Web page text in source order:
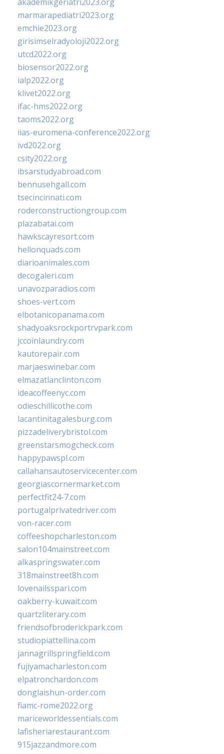
marmarapediatri2023.org
emchie2023.org
girisimselradyoloji2022.org
utcd2022.org
biosensor2022.org
ialp2022.org
klivet2022.org
ifac-hms2022.org
taoms2022.org
iias-euromena-conference2022.org
ivd2022.org
csity2022.org
ibsarstudyabroad.com
bennusehgall.com
tsecincinnati.com
roderconstructiongroup.com
plazabatai.com
hawkscayresort.com
hellonquads.com
diarioanimales.com
decogaleri.com
unavozparadios.com
shoes-vert.com
elbotanicopanama.com
shadyoaksrockportrvpark.com
jccoinlaundry.com
kautorepair.com
marjaeswinebar.com
elmazatlanclinton.com
ideacoffeenyc.com
odieschillicothe.com
lacantinitagalesburg.com
pizzadeliverybristol.com
greenstarsmogcheck.com
happypawspl.com
callahansautoservicecenter.com
georgiascornermarket.com
perfectfit24-7.com
portugalprivatedriver.com
von-racer.com
coffeeshopcharleston.com
salon104mainstreet.com
alkaspringswater.com
318mainstreet8h.com
lovenailsspari.com
oakberry-kuwait.com
quartzliterary.com
friendsofbroderickpark.com
studiopiattellina.com
jannagrillspringfield.com
fujiyamacharleston.com
elpatronchardon.com
donglaishun-order.com
fiamc-rome2022.org
mariceworldessentials.com
lafisheriarestaurant.com
915jazzandmore.com